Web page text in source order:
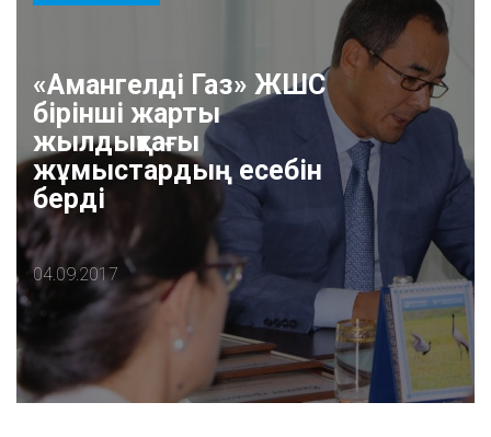
«Амангелді Газ» ЖШС
бірінші жарты
жылдықтағы
жұмыстардың есебін
берді
04.09.2017